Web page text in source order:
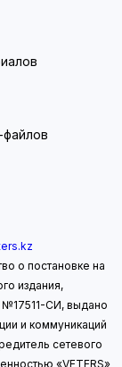
о постановке на
издания,
№17511-СИ, выдано
и коммуникаций
сетевого
«VETERS»